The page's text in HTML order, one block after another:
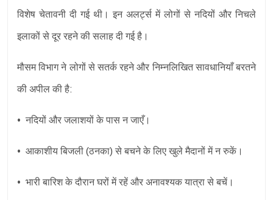
विशेष चेतावनी दी गई थी। इन अलर्ट्स में लोगों से नदियों और निचले
इलाकों से दूर रहने की सलाह दी गई है।
मौसम विभाग ने लोगों से सतर्क रहने और निम्नलिखित सावधानियाँ बरतने
की अपील की है:
• नदियों और जलाशयों के पास न जाएँ।
• आकाशीय बिजली (ठनका) से बचने के लिए खुले मैदानों में न रुकें।
• भारी बारिश के दौरान घरों में रहें और अनावश्यक यात्रा से बचें।